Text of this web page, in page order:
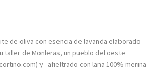
de oliva con esencia de lavanda elaborado
taller de Monleras, un pueblo del oeste
) y afieltrado con lana 100% merina